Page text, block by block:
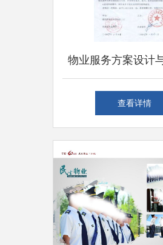
物业服务方案设计
品课程
查看详情